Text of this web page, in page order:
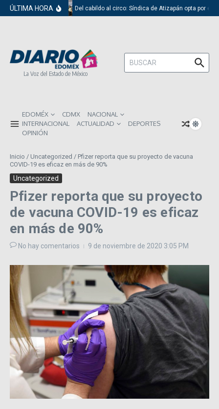
Saltar al contenido
ÚLTIMA HORA Del cabildo al circo: Síndica de Atizapán opta por el
La Voz del Estado de México
Buscar:
EDOMÉX CDMX
NACIONAL
INTERNACIONAL
ACTUALIDAD
DEPORTES
OPINIÓN
Inicio / Uncategorized / Pfizer reporta que su proyecto de vacuna
COVID-19 es eficaz en más de 90%
Uncategorized
Pfizer reporta que su proyecto
de vacuna COVID-19 es eficaz
en más de 90%
No hay comentarios 9 de noviembre de 2020 3:05 PM